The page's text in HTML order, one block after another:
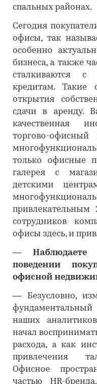
спальных районах.
Сегодня
офисы, так
особенно
бизнеса, а также
сталкиваются
кредитам. Такие
открытия
сдачи в аренду.
качественная
торгово-
только офисные
галерея с
детскими
привлекательным
сотрудников
офисы здесь, и
―
поведении
офисной
― Безусловно,
наших
начал
расхода, а как
привлечения
Офисное
частью HR-